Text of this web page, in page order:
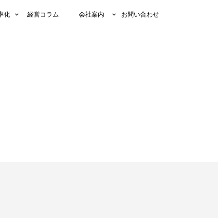
化 経営コラム 会社案内 お問い合わせ